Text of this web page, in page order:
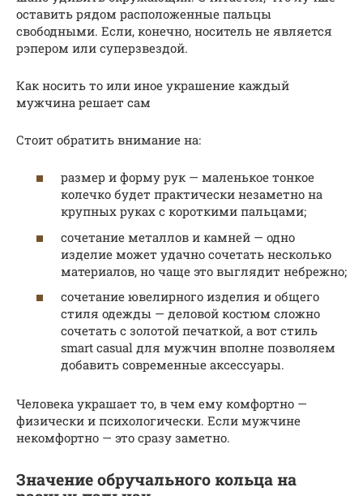
оставить рядом расположенные пальцы
свободными. Если, конечно, носитель не является
рэпером или суперзвездой.
Как носить то или иное украшение каждый
мужчина решает сам
Стоит обратить внимание на:
размер и форму рук — маленькое тонкое
колечко будет практически незаметно на
крупных руках с короткими пальцами;
сочетание металлов и камней — одно
изделие может удачно сочетать несколько
материалов, но чаще это выглядит небрежно;
сочетание ювелирного изделия и общего
стиля одежды — деловой костюм сложно
сочетать с золотой печаткой, а вот стиль
smart casual для мужчин вполне позволяем
добавить современные аксессуары.
Человека украшает то, в чем ему комфортно —
физически и психологически. Если мужчине
некомфортно — это сразу заметно.
Значение обручального кольца на